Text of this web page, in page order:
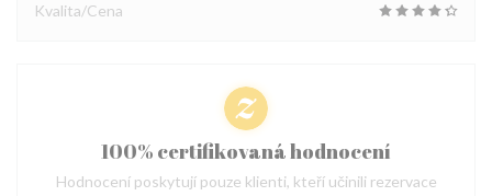
Kvalita/Cena
100% certifikovaná hodnocení
Hodnocení poskytují pouze klienti, kteří učinili rezervace